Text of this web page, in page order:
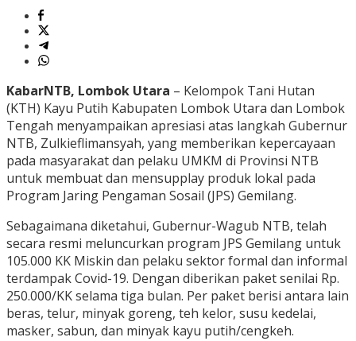
KabarNTB, Lombok Utara – Kelompok Tani Hutan
(KTH) Kayu Putih Kabupaten Lombok Utara dan Lombok
Tengah menyampaikan apresiasi atas langkah Gubernur
NTB, Zulkieflimansyah, yang memberikan kepercayaan
pada masyarakat dan pelaku UMKM di Provinsi NTB
untuk membuat dan mensupplay produk lokal pada
Program Jaring Pengaman Sosail (JPS) Gemilang.
Sebagaimana diketahui, Gubernur-Wagub NTB, telah
secara resmi meluncurkan program JPS Gemilang untuk
105.000 KK Miskin dan pelaku sektor formal dan informal
terdampak Covid-19. Dengan diberikan paket senilai Rp.
250.000/KK selama tiga bulan. Per paket berisi antara lain
beras, telur, minyak goreng, teh kelor, susu kedelai,
masker, sabun, dan minyak kayu putih/cengkeh.